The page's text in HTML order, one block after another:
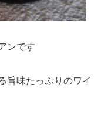
ンです
旨味たっぷりのワイ